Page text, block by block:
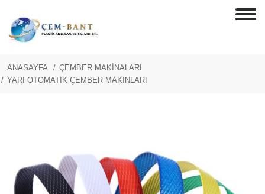
ANASAYFA
ÇEMBER MAKİNALARI
YARI OTOMATİK ÇEMBER MAKİNLARI